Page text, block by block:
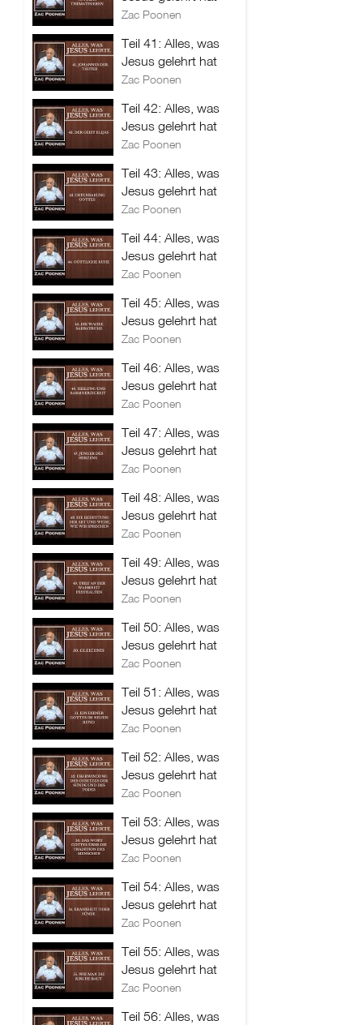
Zac Poonen
Teil 41: Alles, was
Jesus gelehrt hat
Zac Poonen
Teil 42: Alles, was
Jesus gelehrt hat
Zac Poonen
Teil 43: Alles, was
Jesus gelehrt hat
Zac Poonen
Teil 44: Alles, was
Jesus gelehrt hat
Zac Poonen
Teil 45: Alles, was
Jesus gelehrt hat
Zac Poonen
Teil 46: Alles, was
Jesus gelehrt hat
Zac Poonen
Teil 47: Alles, was
Jesus gelehrt hat
Zac Poonen
Teil 48: Alles, was
Jesus gelehrt hat
Zac Poonen
Teil 49: Alles, was
Jesus gelehrt hat
Zac Poonen
Teil 50: Alles, was
Jesus gelehrt hat
Zac Poonen
Teil 51: Alles, was
Jesus gelehrt hat
Zac Poonen
Teil 52: Alles, was
Jesus gelehrt hat
Zac Poonen
Teil 53: Alles, was
Jesus gelehrt hat
Zac Poonen
Teil 54: Alles, was
Jesus gelehrt hat
Zac Poonen
Teil 55: Alles, was
Jesus gelehrt hat
Zac Poonen
Teil 56: Alles, was